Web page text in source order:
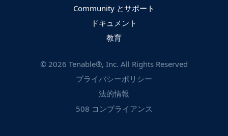
Community とサポート
ドキュメント
教育
© 2026 Tenable®, Inc. All Rights Reserved
プライバシーポリシー
法的情報
508 コンプライアンス